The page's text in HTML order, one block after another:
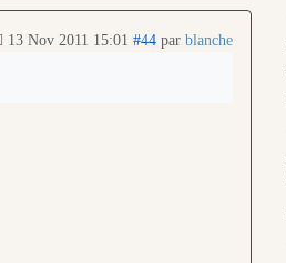
13 Nov 2011 15:01 #44 par blanche